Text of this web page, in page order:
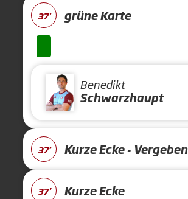
37' grüne Karte
Benedikt
Schwarzhaupt
37' Kurze Ecke - Vergeben
37' Kurze Ecke